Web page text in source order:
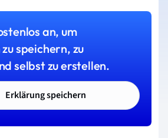
an, um
speichern, zu
selbst zu erstellen.
Erklärung speichern